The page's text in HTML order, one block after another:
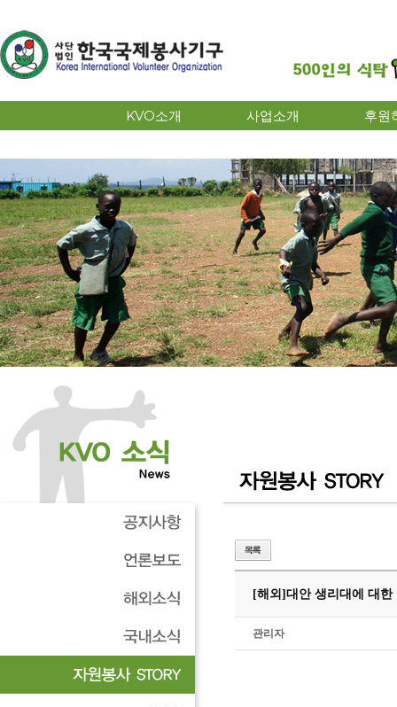
KVO소개 사업소개 후원
[해외] 대안 생리대에 대한
관리자